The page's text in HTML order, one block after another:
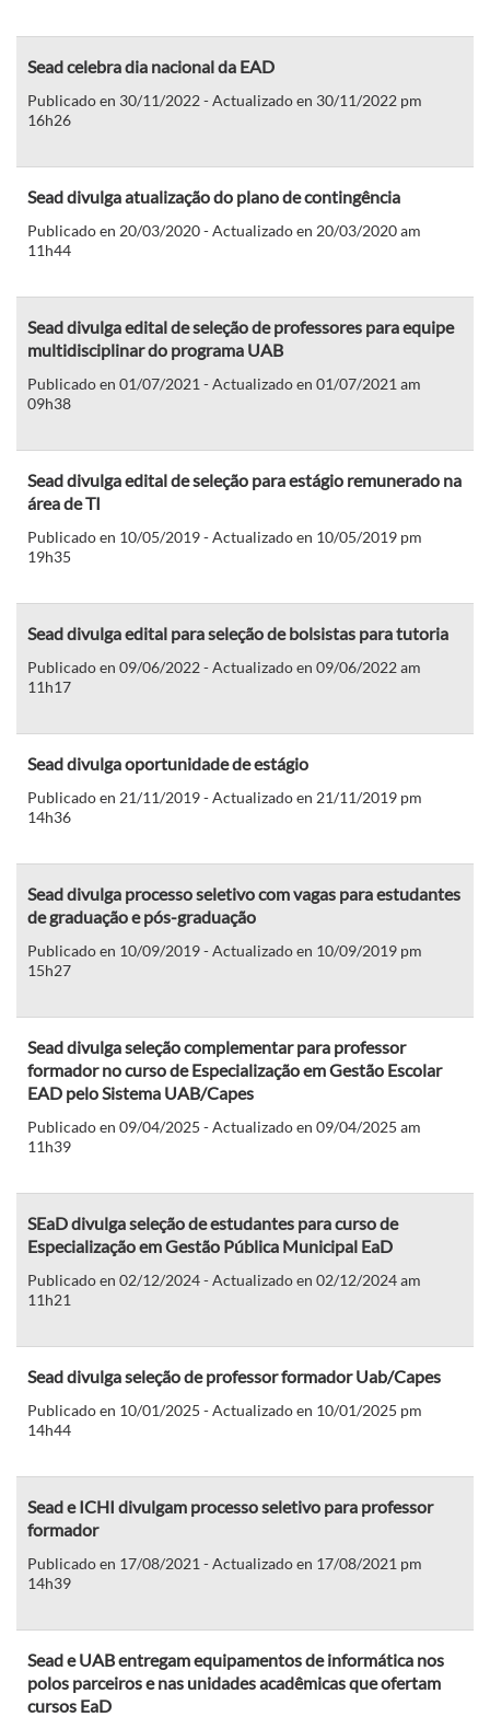
Sead celebra dia nacional da EAD
Publicado en 30/11/2022 - Actualizado en 30/11/2022 pm
16h26
Sead divulga atualização do plano de contingência
Publicado en 20/03/2020 - Actualizado en 20/03/2020 am
11h44
Sead divulga edital de seleção de professores para equipe
multidisciplinar do programa UAB
Publicado en 01/07/2021 - Actualizado en 01/07/2021 am
09h38
Sead divulga edital de seleção para estágio remunerado na
área de TI
Publicado en 10/05/2019 - Actualizado en 10/05/2019 pm
19h35
Sead divulga edital para seleção de bolsistas para tutoria
Publicado en 09/06/2022 - Actualizado en 09/06/2022 am
11h17
Sead divulga oportunidade de estágio
Publicado en 21/11/2019 - Actualizado en 21/11/2019 pm
14h36
Sead divulga processo seletivo com vagas para estudantes
de graduação e pós-graduação
Publicado en 10/09/2019 - Actualizado en 10/09/2019 pm
15h27
Sead divulga seleção complementar para professor
formador no curso de Especialização em Gestão Escolar
EAD pelo Sistema UAB/Capes
Publicado en 09/04/2025 - Actualizado en 09/04/2025 am
11h39
SEaD divulga seleção de estudantes para curso de
Especialização em Gestão Pública Municipal EaD
Publicado en 02/12/2024 - Actualizado en 02/12/2024 am
11h21
Sead divulga seleção de professor formador Uab/Capes
Publicado en 10/01/2025 - Actualizado en 10/01/2025 pm
14h44
Sead e ICHI divulgam processo seletivo para professor
formador
Publicado en 17/08/2021 - Actualizado en 17/08/2021 pm
14h39
Sead e UAB entregam equipamentos de informática nos
polos parceiros e nas unidades acadêmicas que ofertam
cursos EaD